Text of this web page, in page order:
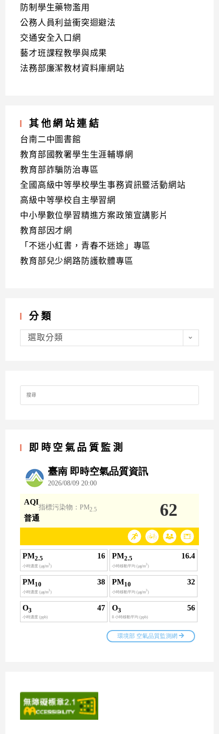
防制學生藥物濫用
公務人員利益衝突迴避法
交通安全入口網
藝才班課程教學與成果
法務部廉潔教材資料庫網站
其他網站連結
台南二中圖書館
教育部國教署學生生涯輔導網
教育部詐騙防治專區
全國高級中等學校學生事務資訊暨活動網站
高級中等學校自主學習網
中小學數位學習精進方案政策宣講影片
教育部因才網
「不迷小紅書，青春不迷途」專區
教育部兒少網路防護軟體專區
分類
分
類選取分類
Search
for:
即時空氣品質監測